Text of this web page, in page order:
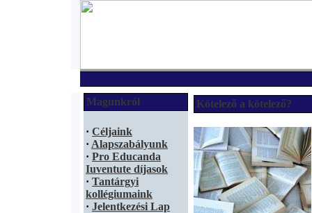
Magunkról
· Céljaink
· Alapszabályunk
· Pro Educanda
Iuventute díjasok
· Tantárgyi
kollégiumaink
· Jelentkezési Lap
Kötelező a kötelező?